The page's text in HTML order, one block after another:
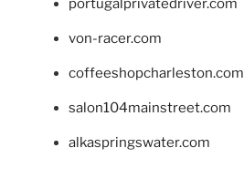
portugalprivatedriver.com
von-racer.com
coffeeshopcharleston.com
salon104mainstreet.com
alkaspringswater.com